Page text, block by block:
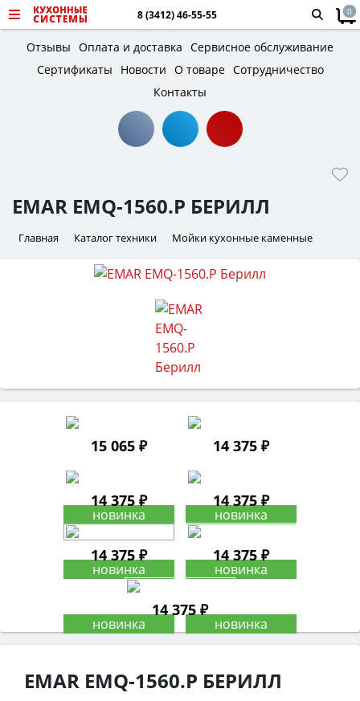
8 (3412) 46-55-55 0
Отзывы Оплата и доставка Сервисное обслуживание
Сертификаты
Новости О товаре Сотрудничество
Контакты
EMAR EMQ-1560.P БЕРИЛЛ
Главная Каталог техники Мойки кухонные каменные
15 065 ₽ 14 375 ₽
14 375 ₽ 14 375 ₽
14 375 ₽ 14 375 ₽
14 375 ₽
EMAR EMQ-1560.P БЕРИЛЛ